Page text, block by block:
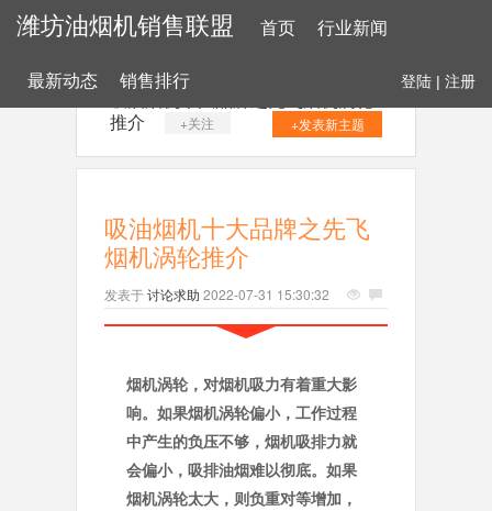
潍坊油烟机销售联盟 首页 行业新闻
最新动态 销售排行 登陆 | 注册
推介
+关注 +发表新主题
吸油烟机十大品牌之先飞
烟机涡轮推介
发表于讨论求助 2022-07-31 15:30:32
烟机涡轮，对烟机吸力有着重大影
响。如果烟机涡轮偏小，工作过程
中产生的负压不够，烟机吸排力就
会偏小，吸排油烟难以彻底。如果
烟机涡轮太大，则负重对等增加，